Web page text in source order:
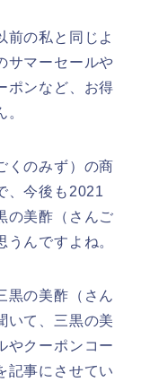
前の私と同じよ
サマーセールや
ポンなど、お得
くのみず）の商
、今後も2021
の美酢（さんご
んですよね。
黒の美酢（さん
いて、三黒の美
やクーポンコー
記事にさせてい